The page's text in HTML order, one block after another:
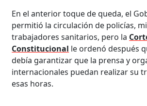
En el anterior toque de queda, el
permitió la circulación de policías,
trabajadores sanitarios, pero la
Constitucional le ordenó después
debía garantizar que la prensa y
internacionales puedan realizar su
esas horas.